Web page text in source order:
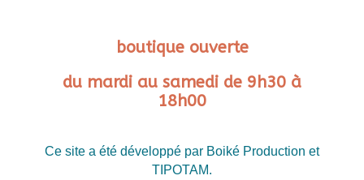
boutique ouverte
du mardi au samedi de 9h30 à
18h00
Ce site a été développé par Boiké Production et
TIPOTAM.